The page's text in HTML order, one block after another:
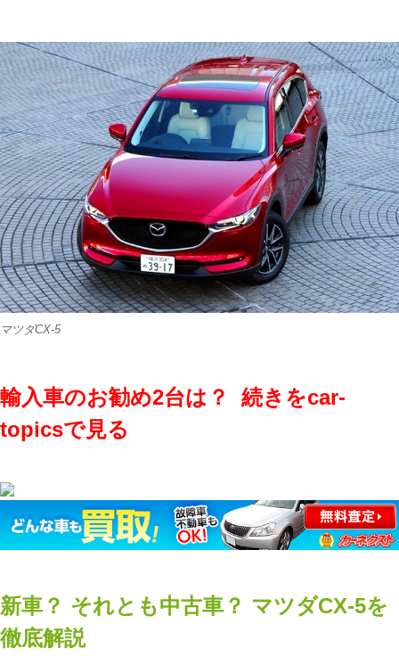
マツダCX-5
輸入車のお勧め2台は？ 続きをcar-
topicsで見る
新車？ それとも中古車？ マツダCX-5を
徹底解説